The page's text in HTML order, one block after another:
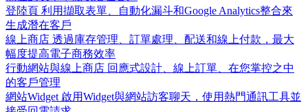
登陸頁 利用擷取表單、自動化漏斗和Google Analytics整合來
生成潛在客戶
線上商店 透過庫存管理、訂單處理、配送和線上付款，最大
幅度提高電子商務效率
行動網站與線上商店 回應式設計、線上訂單、在您掌控之中
的客戶管理
網站Widget 啟用Widget與網站訪客聊天，使用熱門通訊工具並